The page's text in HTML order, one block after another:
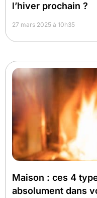
l’hiver prochain ?
27 mars 2025 à 10h35
Maison : ces 4
absolument dans